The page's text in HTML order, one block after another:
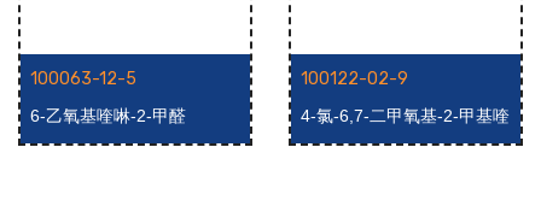
100063-12-5
6-乙氧基喹啉-2-甲醛
100122-02-9
4-氯-6,7-二甲氧基-2-甲基喹
啉